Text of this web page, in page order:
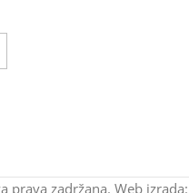
prava zadržana. Web izrada: